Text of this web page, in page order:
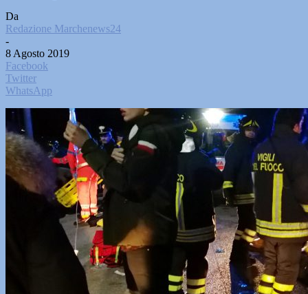
Da
Redazione Marchenews24
-
8 Agosto 2019
Facebook
Twitter
WhatsApp